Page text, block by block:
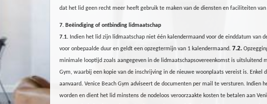
dat het lid geen recht meer heeft gebruik te maken van de diensten en faciliteiten van
7. Beëindiging of ontbinding lidmaatschap
7.1. Indien het lid zijn lidmaatschap niet één kalendermaand voor de einddatum
voor onbepaalde duur en geldt een opzegtermijn van 1 kalendermaand. 7.2.
minimale looptijd zoals aangegeven in de lidmaatschapsovereenkomst is
Gym, waarbij een kopie van de inschrijving in de nieuwe woonplaats vereist is.
aanvaard. Venice Beach Gym adviseert de documenten per mail te versturen. Indien
worden en dient het lid minstens de nodeloos veroorzaakte kosten te betalen aan